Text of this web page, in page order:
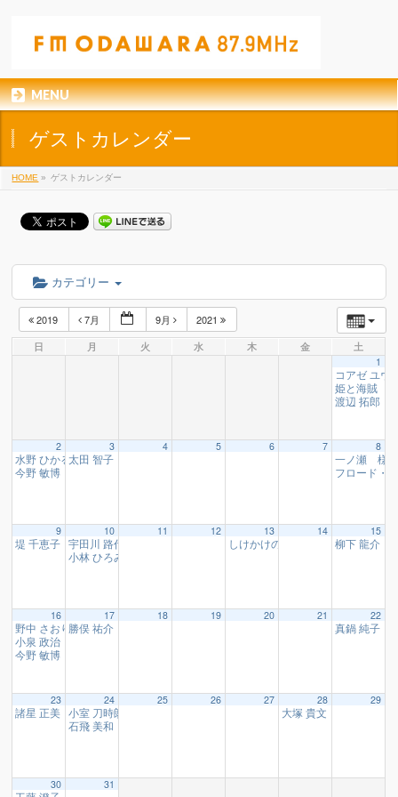
MENU
ゲストカレンダー
HOME » ゲストカレンダー
カテゴリー
2019 7月 9月
2021
日
月 火 水 木 金 土
1
コアゼ ユ
姫と海賊
渡辺 拓郎
2
水野 ひかる 様07:00
今野 敏博 様
3
太田 智子 様
4 5 6 7 8
一ノ瀬 様
フロード
9
堤 千恵子 様10:10
10
宇田川 路代 様
小林 ひろみ 様
11 12 13
しけかけのモク 様 20:00
14 15
柳下 龍介
16
野中 さおり 様07:00
小泉 政治 様
今野 敏博 様
17
勝俣 祐介 様
18 19 20 21 22
真鍋 純子
23
諸星 正美 様10:15
24
小室 刀時朗 様
石飛 美和 様
25 26 27 28
大塚 貴文 様
29
30 31